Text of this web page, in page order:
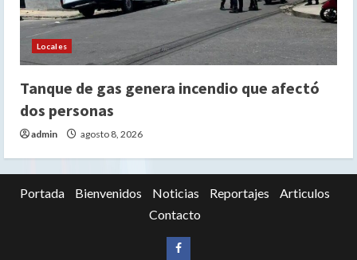
Locales
Tanque de gas genera incendio que afectó
dos personas
admin agosto 8, 2026
Portada Bienvenidos Noticias Reportajes
Articulos
Contacto
Siganos